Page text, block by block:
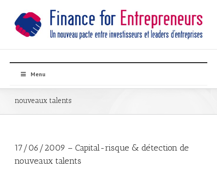
Menu
nouveaux talents
17/06/2009 – Capital-risque & détection de
nouveaux talents